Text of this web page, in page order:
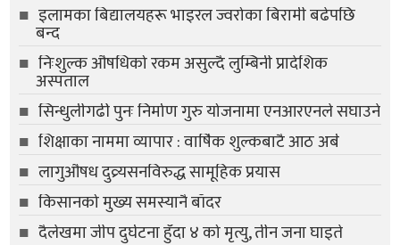
इलामका बिद्यालयहरू भाइरल ज्वरोका बिरामी बढेपछि
बन्द
निःशुल्क औषधिको रकम असुल्दै लुम्बिनी प्रादेशिक
अस्पताल
सिन्धुलीगढी पुनः निर्माण गुरु योजनामा एनआरएनले सघाउने
शिक्षाका नाममा व्यापार : वार्षिक शुल्कबाटै आठ अर्ब
लागुऔषध दुव्र्यसनविरुद्ध सामूहिक प्रयास
किसानको मुख्य समस्यानै बाँदर
दैलेखमा जीप दुर्घटना हुँदा ४ को मृत्यु, तीन जना घाइते